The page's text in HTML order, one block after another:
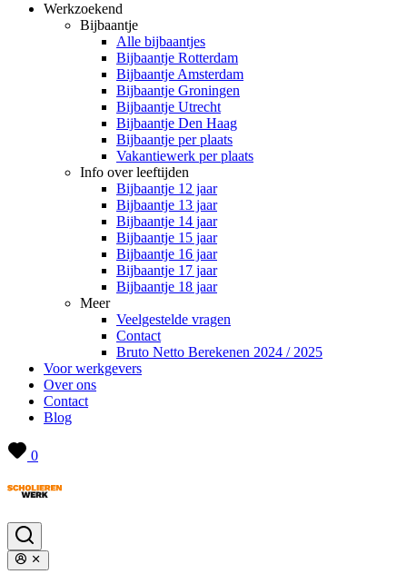
Werkzoekend
Bijbaantje
Alle bijbaantjes
Bijbaantje Rotterdam
Bijbaantje Amsterdam
Bijbaantje Groningen
Bijbaantje Utrecht
Bijbaantje Den Haag
Bijbaantje per plaats
Vakantiewerk per plaats
Info over leeftijden
Bijbaantje 12 jaar
Bijbaantje 13 jaar
Bijbaantje 14 jaar
Bijbaantje 15 jaar
Bijbaantje 16 jaar
Bijbaantje 17 jaar
Bijbaantje 18 jaar
Meer
Veelgestelde vragen
Contact
Bruto Netto Berekenen 2024 / 2025
Voor werkgevers
Over ons
Contact
Blog
0